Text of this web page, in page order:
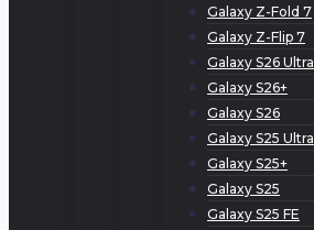
Galaxy Z-Fold 7
Galaxy Z-Flip 7
Galaxy S26 Ultra
Galaxy S26+
Galaxy S26
Galaxy S25 Ultra
Galaxy S25+
Galaxy S25
Galaxy S25 FE